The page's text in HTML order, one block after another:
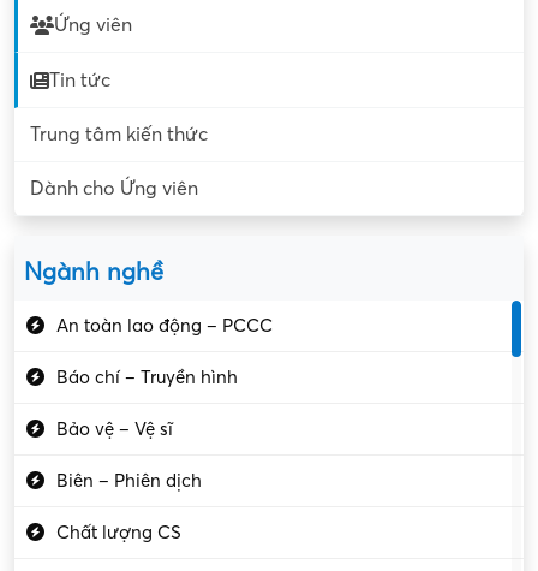
Ứng viên
Tin tức
Trung tâm kiến thức
Dành cho Ứng viên
Ngành nghề
An toàn lao động – PCCC
Báo chí – Truyền hình
Bảo vệ – Vệ sĩ
Biên – Phiên dịch
Chất lượng CS